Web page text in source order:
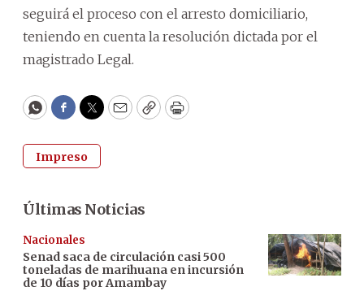
seguirá el proceso con el arresto domiciliario,
teniendo en cuenta la resolución dictada por el
magistrado Legal.
WhatsApp
Facebook
Twitter
EmailCopyPrint
Impreso
Últimas Noticias
Nacionales
Senad saca de circulación casi 500
toneladas de marihuana en incursión
de 10 días por Amambay